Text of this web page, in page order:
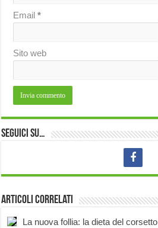
Email*
Sito web
Seguici su…
Articoli correlati
La nuova follia: la dieta del corsetto